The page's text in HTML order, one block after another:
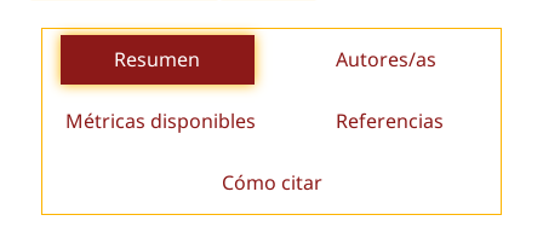
Resumen Autores/as
Métricas disponibles Referencias
Cómo citar